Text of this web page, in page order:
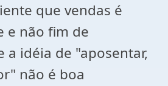
que vendas é
e não fim de
a idéia de "aposentar,
não é boa